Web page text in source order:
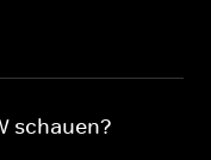
schauen?